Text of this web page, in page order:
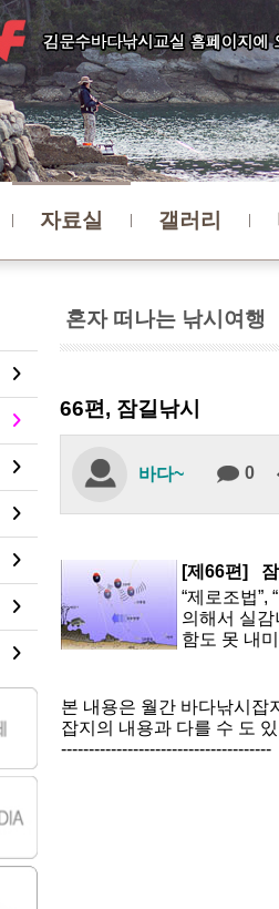
자료실 갤러리
혼자 떠나는 낚시여행
66편, 잠길낚시
바다~ 0
[제66편]
“제로조법”,
의해서 실
함도 못 내
본 내용은 월간 바다낚시잡
잡지의 내용과 다를 수 도
--------------------------------------